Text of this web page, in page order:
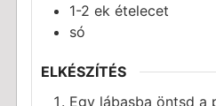
1-2 ek ételecet
só
ELKÉSZÍTÉS
Egy lábasba öntsd a